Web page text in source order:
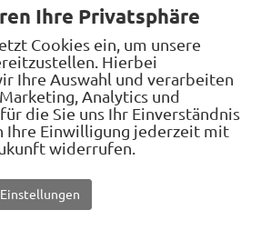
15.000 km pro Jahr:
(Kosten Durchschnitt 10 Jahre)
(Kosten Durchschnitt 10 Jahre):
(Kosten Durchschnitt 10 Jahre):
€
Ihre Privatsphäre
Cookies ein, um unsere
Hierbei
Ihre Auswahl und verarbeiten
Analytics und
die Sie uns Ihr Einverständnis
Ihre Einwilligung jederzeit mit
widerrufen.
Einstellungen